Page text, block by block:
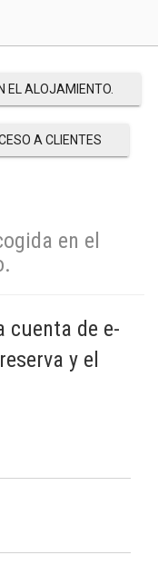
EL ALOJAMIENTO.
A CLIENTES
en el
cuenta de e-
y el